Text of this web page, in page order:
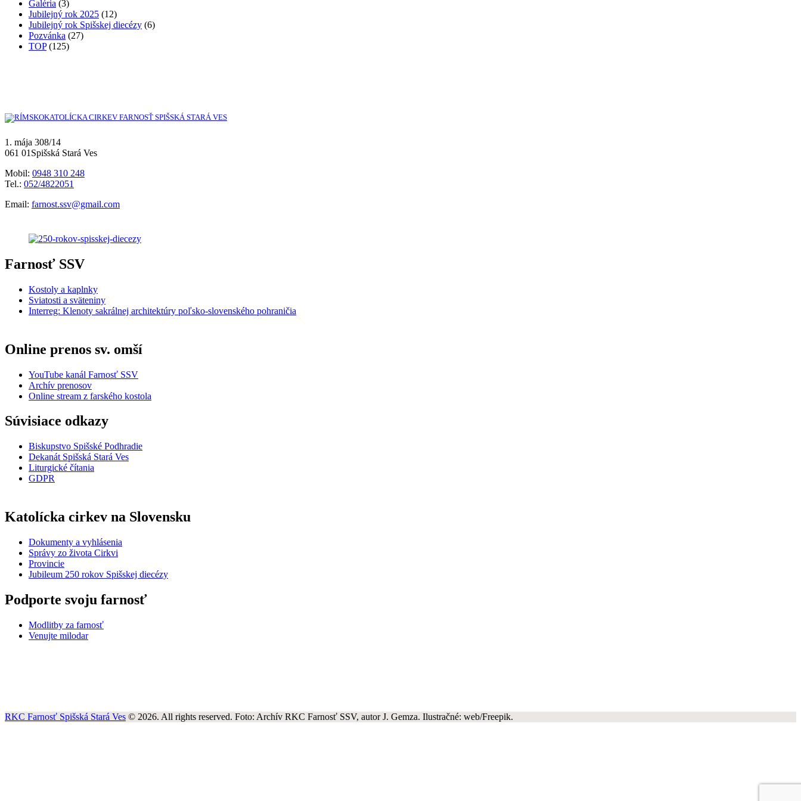
Galéria (3)
Jubilejný rok 2025 (12)
Jubilejný rok Spišskej diecézy (6)
Pozvánka (27)
TOP(125)
1. mája 308/14
061 01Spišská Stará Ves
Mobil: 0948 310 248
Tel.: 052/4822051
Email: farnost.ssv@gmail.com
Farnosť SSV
Kostoly a kaplnky
Sviatosti a sväteniny
Interreg: Klenoty sakrálnej architektúry poľsko-slovenského pohraničia
Online prenos sv. omší
YouTube kanál Farnosť SSV
Archív prenosov
Online stream z farského kostola
Súvisiace odkazy
Biskupstvo Spišské Podhradie
Dekanát Spišská Stará Ves
Liturgické čítania
GDPR
Katolícka cirkev na Slovensku
Dokumenty a vyhlásenia
Správy zo života Cirkvi
Provincie
Jubileum 250 rokov Spišskej diecézy
Podporte svoju farnosť
Modlitby za farnosť
Venujte milodar
RKC Farnosť Spišská Stará Ves © 2026. All rights reserved. Foto: Archív RKC Farnosť SSV, autor J. Gemza. Ilustračné: web/Freepik.